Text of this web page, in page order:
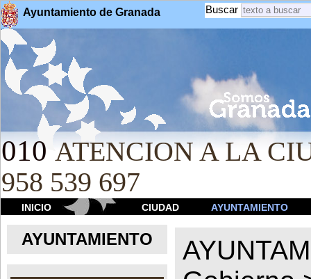
Ayuntamiento de Granada Buscar
010 ATENCION A LA
958 539 697
INICIO CIUDAD AYUNTAMIENTO
AYUNTAMIENTO